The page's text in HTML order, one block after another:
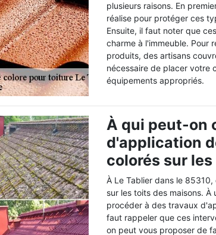
plusieurs raisons. En
réalise pour protéger ces
Ensuite, il faut noter que
charme à l'immeuble. Pour
produits, des artisans
nécessaire de placer votre
équipements appropriés.
À qui peut-on
d'application
colorés sur
À Le Tablier dans le
sur les toits des maisons.
procéder à des travaux
faut rappeler que ces
on peut vous proposer de